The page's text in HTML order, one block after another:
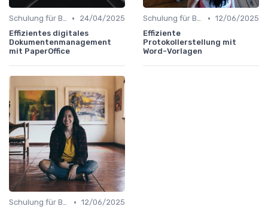
Schulung für Büroleiter •
24/04/2025
Effizientes digitales
Dokumentenmanagement
mit PaperOffice
Schulung für Büroleiter • 12/06/2025
Effiziente
Protokollerstellung mit
Word-Vorlagen
Schulung für Büroleiter • 12/06/2025